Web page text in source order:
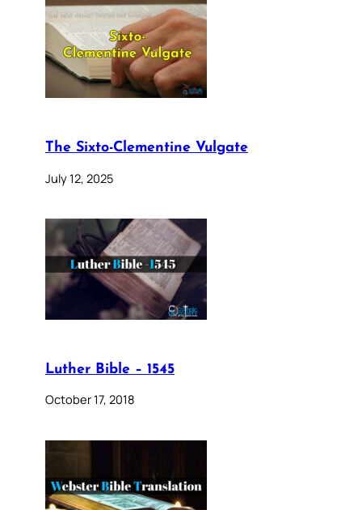
The Sixto-Clementine Vulgate
July 12, 2025
Luther Bible – 1545
October 17, 2018